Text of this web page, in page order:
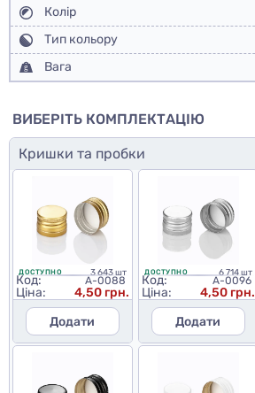
Колір
Тип кольору
Вага
ВИБЕРІТЬ КОМПЛЕКТАЦІЮ
Кришки та пробки
ДОСТУПНО 3 643 шт
Код: A-0088
Ціна:
4,50 грн.
Додати
ДОСТУПНО 6 714 шт
Код: A-0096
Ціна:
4,50 грн.
Додати